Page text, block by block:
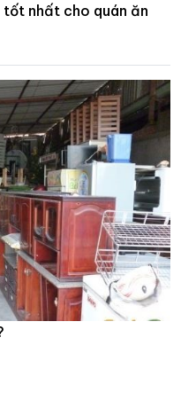
nhất cho quán ăn